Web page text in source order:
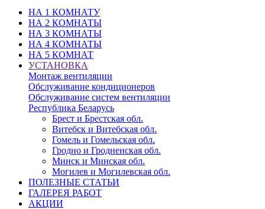
НА 1 КОМНАТУ
НА 2 КОМНАТЫ
НА 3 КОМНАТЫ
НА 4 КОМНАТЫ
НА 5 КОМНАТ
УСТАНОВКА
Монтаж вентиляции
Обслуживание кондиционеров
Обслуживание систем вентиляции
Республика Беларусь
Брест и Брестская обл.
Витебск и Витебская обл.
Гомель и Гомельская обл.
Гродно и Гродненская обл.
Минск и Минская обл.
Могилев и Могилевская обл.
ПОЛЕЗНЫЕ СТАТЬИ
ГАЛЕРЕЯ РАБОТ
АКЦИИ